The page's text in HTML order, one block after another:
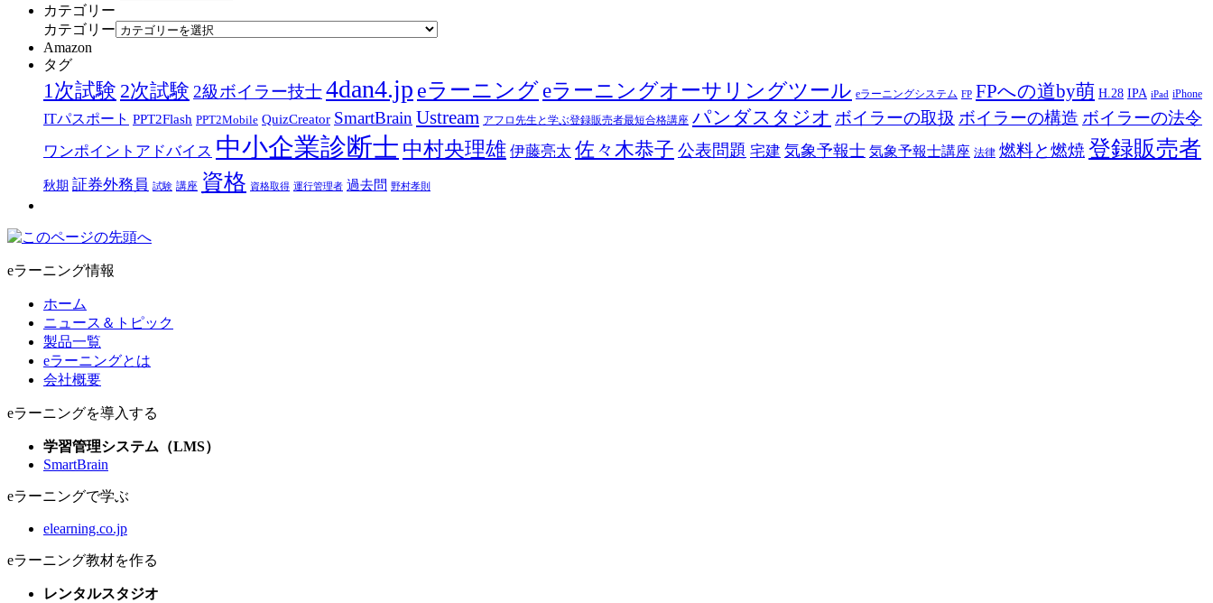
カテゴリー
カテゴリー
Amazon
タグ
1次試験 2次試験 2級ボイラー技士4dan4.jp eラーニング eラーニングオーサリングツール eラーニングシステム FP FPへの道by萌 H.28 IPA iPad iPhone
ITパスポート PPT2Flash PPT2Mobile QuizCreator SmartBrain Ustream アフロ先生と学ぶ登録販売者最短合格講座 パンダスタジオ ボイラーの取扱 ボイラーの構造 ボイラーの法令
ワンポイントアドバイス 中小企業診断士 中村央理雄 伊藤亮太 佐々木恭子 公表問題 宅建 気象予報士 気象予報士講座 法律 燃料と燃焼 登録販売者
秋期 証券外務員 試験 講座 資格 資格取得 運行管理者 過去問 野村孝則
eラーニング情報
ホーム
ニュース＆トピック
製品一覧
eラーニングとは
会社概要
eラーニングを導入する
学習管理システム（LMS）
SmartBrain
eラーニングで学ぶ
elearning.co.jp
eラーニング教材を作る
レンタルスタジオ